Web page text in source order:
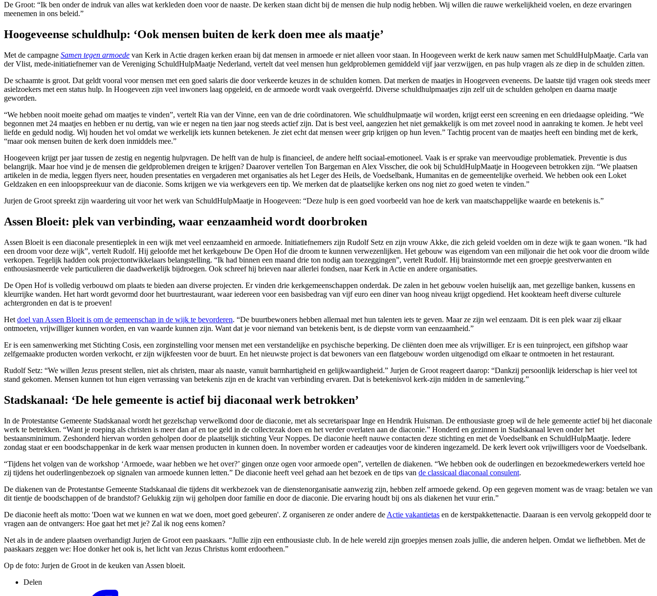
De Groot: “Ik ben onder de indruk van alles wat kerkleden doen voor de naaste. De kerken staan dicht bij de mensen die hulp nodig hebben. Wij willen die rauwe werkelijkheid voelen, en deze ervaringen
meenemen in ons beleid.”
Hoogeveense schuldhulp: ‘Ook mensen buiten de kerk doen mee als maatje’
Met de campagne Samen tegen armoede van Kerk in Actie dragen kerken eraan bij dat mensen in armoede er niet alleen voor staan. In Hoogeveen werkt de kerk nauw samen met SchuldHulpMaatje. Carla van
der Vlist, mede-initiatiefnemer van de Vereniging SchuldHulpMaatje Nederland, vertelt dat veel mensen hun geldproblemen gemiddeld vijf jaar verzwijgen, en pas hulp vragen als ze diep in de schulden zitten.
De schaamte is groot. Dat geldt vooral voor mensen met een goed salaris die door verkeerde keuzes in de schulden komen. Dat merken de maatjes in Hoogeveen eveneens. De laatste tijd vragen ook steeds meer
asielzoekers met een status hulp. In Hoogeveen zijn veel inwoners laag opgeleid, en de armoede wordt vaak overgeërfd. Diverse schuldhulpmaatjes zijn zelf uit de schulden geholpen en daarna maatje
geworden.
“We hebben nooit moeite gehad om maatjes te vinden”, vertelt Ria van der Vinne, een van de drie coördinatoren. Wie schuldhulpmaatje wil worden, krijgt eerst een screening en een driedaagse opleiding. “We
begonnen met 24 maatjes en hebben er nu dertig, van wie er negen na tien jaar nog steeds actief zijn. Dat is best veel, aangezien het niet gemakkelijk is om met zoveel nood in aanraking te komen. Je hebt veel
liefde en geduld nodig. Wij houden het vol omdat we werkelijk iets kunnen betekenen. Je ziet echt dat mensen weer grip krijgen op hun leven.” Tachtig procent van de maatjes heeft een binding met de kerk,
“maar ook mensen buiten de kerk doen inmiddels mee.”
Hoogeveen krijgt per jaar tussen de zestig en negentig hulpvragen. De helft van de hulp is financieel, de andere helft sociaal-emotioneel. Vaak is er sprake van meervoudige problematiek. Preventie is dus
belangrijk. Maar hoe vind je de mensen die geldproblemen dreigen te krijgen? Daarover vertellen Ton Bargeman en Alex Visscher, die ook bij SchuldHulpMaatje in Hoogeveen betrokken zijn. “We plaatsen
artikelen in de media, leggen flyers neer, houden presentaties en vergaderen met organisaties als het Leger des Heils, de Voedselbank, Humanitas en de gemeentelijke overheid. We hebben ook een Loket
Geldzaken en een inloopspreekuur van de diaconie. Soms krijgen we via werkgevers een tip. We merken dat de plaatselijke kerken ons nog niet zo goed weten te vinden.”
Jurjen de Groot spreekt zijn waardering uit voor het werk van SchuldHulpMaatje in Hoogeveen: “Deze hulp is een goed voorbeeld van hoe de kerk van maatschappelijke waarde en betekenis is.”
Assen Bloeit: plek van verbinding, waar eenzaamheid wordt doorbroken
Assen Bloeit is een diaconale presentieplek in een wijk met veel eenzaamheid en armoede. Initiatiefnemers zijn Rudolf Setz en zijn vrouw Akke, die zich geleid voelden om in deze wijk te gaan wonen. “Ik had
een droom voor deze wijk”, vertelt Rudolf. Hij geloofde met het kerkgebouw De Open Hof die droom te kunnen verwezenlijken. Het gebouw was eigendom van een miljonair die het ook voor die droom wilde
verkopen. Tegelijk hadden ook projectontwikkelaars belangstelling. “Ik had binnen een maand drie ton nodig aan toezeggingen”, vertelt Rudolf. Hij brainstormde met een groepje geestverwanten en
enthousiasmeerde vele particulieren die daadwerkelijk bijdroegen. Ook schreef hij brieven naar allerlei fondsen, naar Kerk in Actie en andere organisaties.
De Open Hof is volledig verbouwd om plaats te bieden aan diverse projecten. Er vinden drie kerkgemeenschappen onderdak. De zalen in het gebouw voelen huiselijk aan, met gezellige banken, kussens en
kleurrijke wanden. Het hart wordt gevormd door het buurtrestaurant, waar iedereen voor een basisbedrag van vijf euro een diner van hoog niveau krijgt opgediend. Het kookteam heeft diverse culturele
achtergronden en dat is te proeven!
Het doel van Assen Bloeit is om de gemeenschap in de wijk te bevorderen. “De buurtbewoners hebben allemaal met hun talenten iets te geven. Maar ze zijn wel eenzaam. Dit is een plek waar zij elkaar
ontmoeten, vrijwilliger kunnen worden, en van waarde kunnen zijn. Want dat je voor niemand van betekenis bent, is de diepste vorm van eenzaamheid.”
Er is een samenwerking met Stichting Cosis, een zorginstelling voor mensen met een verstandelijke en psychische beperking. De cliënten doen mee als vrijwilliger. Er is een tuinproject, een giftshop waar
zelfgemaakte producten worden verkocht, er zijn wijkfeesten voor de buurt. En het nieuwste project is dat bewoners van een flatgebouw worden uitgenodigd om elkaar te ontmoeten in het restaurant.
Rudolf Setz: “We willen Jezus present stellen, niet als christen, maar als naaste, vanuit barmhartigheid en gelijkwaardigheid.” Jurjen de Groot reageert daarop: “Dankzij persoonlijk leiderschap is hier veel tot
stand gekomen. Mensen kunnen tot hun eigen verrassing van betekenis zijn en de kracht van verbinding ervaren. Dat is betekenisvol kerk-zijn midden in de samenleving.”
Stadskanaal: ‘De hele gemeente is actief bij diaconaal werk betrokken’
In de Protestantse Gemeente Stadskanaal wordt het gezelschap verwelkomd door de diaconie, met als secretarispaar Inge en Hendrik Huisman. De enthousiaste groep wil de hele gemeente actief bij het diaconale
werk te betrekken. “Want je roeping als christen is meer dan af en toe geld in de collectezak doen en het verder overlaten aan de diaconie.” Honderd en gezinnen in Stadskanaal leven onder het
bestaansminimum. Zeshonderd hiervan worden geholpen door de plaatselijk stichting Veur Noppes. De diaconie heeft nauwe contacten deze stichting en met de Voedselbank en SchuldHulpMaatje. Iedere
zondag staat er een boodschappenkar in de kerk waar mensen producten in kunnen doen. In november worden er cadeautjes voor de kinderen ingezameld. De kerk levert ook vrijwilligers voor de Voedselbank.
“Tijdens het volgen van de workshop ‘Armoede, waar hebben we het over?’ gingen onze ogen voor armoede open”, vertellen de diakenen. “We hebben ook de ouderlingen en bezoekmedewerkers verteld hoe
zij tijdens het ouderlingenbezoek op signalen van armoede kunnen letten.” De diaconie heeft veel gehad aan het bezoek en de tips van de classicaal diaconaal consulent.
De diakenen van de Protestantse Gemeente Stadskanaal die tijdens dit werkbezoek van de dienstenorganisatie aanwezig zijn, hebben zelf armoede gekend. Op een gegeven moment was de vraag: betalen we van
dit tientje de boodschappen of de brandstof? Gelukkig zijn wij geholpen door familie en door de diaconie. Die ervaring houdt bij ons als diakenen het vuur erin.”
De diaconie heeft als motto: 'Doen wat we kunnen en wat we doen, moet goed gebeuren'. Z organiseren ze onder andere de Actie vakantietas en de kerstpakkettenactie. Daaraan is een vervolg gekoppeld door te
vragen aan de ontvangers: Hoe gaat het met je? Zal ik nog eens komen?
Net als in de andere plaatsen overhandigt Jurjen de Groot een paaskaars. “Jullie zijn een enthousiaste club. In de hele wereld zijn groepjes mensen zoals jullie, die anderen helpen. Omdat we liefhebben. Met de
paaskaars zeggen we: Hoe donker het ook is, het licht van Jezus Christus komt erdoorheen.”
Op de foto: Jurjen de Groot in de keuken van Assen bloeit.
Delen